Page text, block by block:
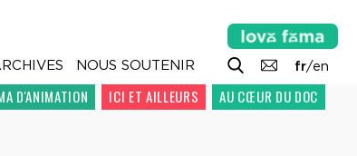
fr/en
NOUS SOUTENIR
D'ANIMATION ICI ET AILLEURS
AU CŒUR DU DOC